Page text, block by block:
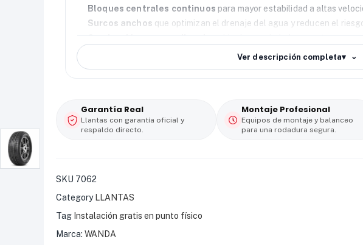
Bloques centrales continuos para mayor estabilidad a altas
Surcos anchos que optimizan el drenaje del agua y reducen el
🚙
🛣️Uso:100% carretera y urbano
📏 Medida:
225/60 R17
💪Índice de carga:99
⚡ Velocidad:H (hasta 210 km/h)
Ver descripción completa▾
Garantía Real
Llantas con garantía oficial y
respaldo directo.
Montaje Profesional
Equipos de montaje y balanceo
para una rodadura segura.
SKU 7062
Category LLANTAS
Tag Instalación gratis en punto físico
Marca: WANDA